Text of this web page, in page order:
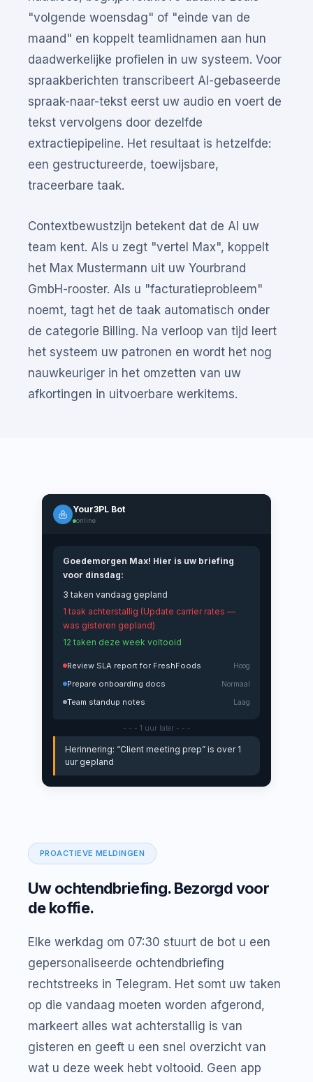
"volgende woensdag" of "einde van de
maand" en koppelt teamlidnamen aan hun
daadwerkelijke profielen in uw systeem. Voor
spraakberichten transcribeert AI-gebaseerde
spraak-naar-tekst eerst uw audio en voert de
tekst vervolgens door dezelfde
extractiepipeline. Het resultaat is hetzelfde:
een gestructureerde, toewijsbare,
traceerbare taak.
Contextbewustzijn betekent dat de AI uw
team kent. Als u zegt "vertel Max", koppelt
het Max Mustermann uit uw Yourbrand
GmbH-rooster. Als u "facturatieprobleem"
noemt, tagt het de taak automatisch onder
de categorie Billing. Na verloop van tijd leert
het systeem uw patronen en wordt het nog
nauwkeuriger in het omzetten van uw
afkortingen in uitvoerbare werkitems.
PROACTIEVE MELDINGEN
Uw ochtendbriefing. Bezorgd voor
de koffie.
Elke werkdag om 07:30 stuurt de bot u een
gepersonaliseerde ochtendbriefing
rechtstreeks in Telegram. Het somt uw taken
op die vandaag moeten worden afgerond,
markeert alles wat achterstallig is van
gisteren en geeft u een snel overzicht van
wat u deze week hebt voltooid. Geen app
Your3PL Bot
online
Goedemorgen Max! Hier is uw briefing
voor dinsdag:
3 taken vandaag gepland
1 taak achterstallig (Update carrier rates —
was gisteren gepland)
12 taken deze week voltooid
Review SLA report for FreshFoods Hoog
Prepare onboarding docs Normaal
Team standup notes Laag
- - - 1 uur later - - -
Herinnering: “Client meeting prep” is over 1
uur gepland